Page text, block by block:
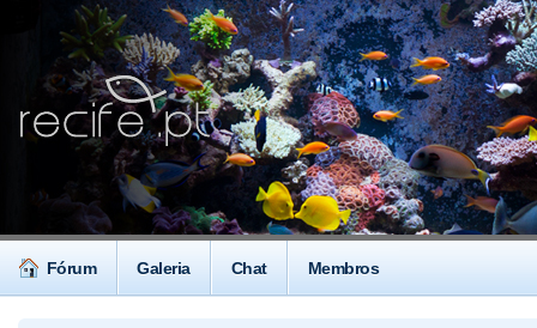
Fórum Galeria Chat Membros